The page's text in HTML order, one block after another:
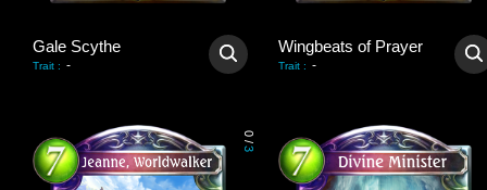
Gale Scythe
Trait : -
Wingbeats of Prayer
Trait : -
0
/
3